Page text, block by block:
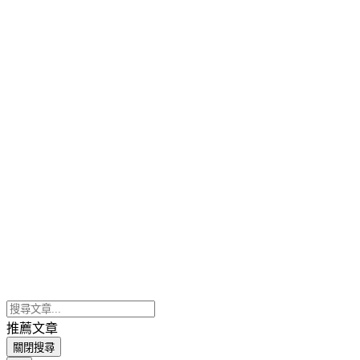
推薦文章
關閉搜尋